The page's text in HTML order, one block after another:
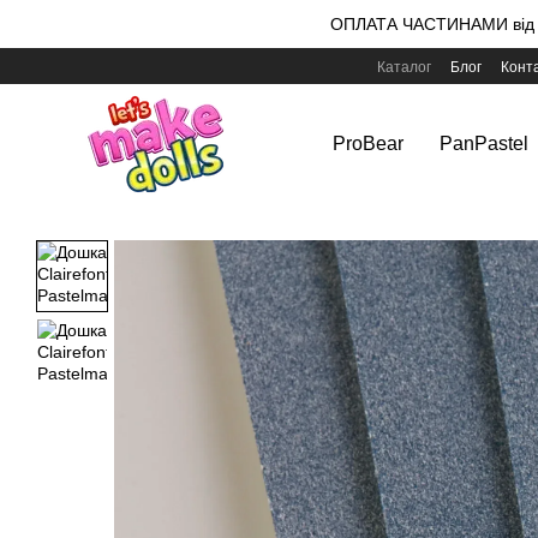
ОПЛАТА ЧАСТИНАМИ від
Каталог Блог
ProBear PanPastel